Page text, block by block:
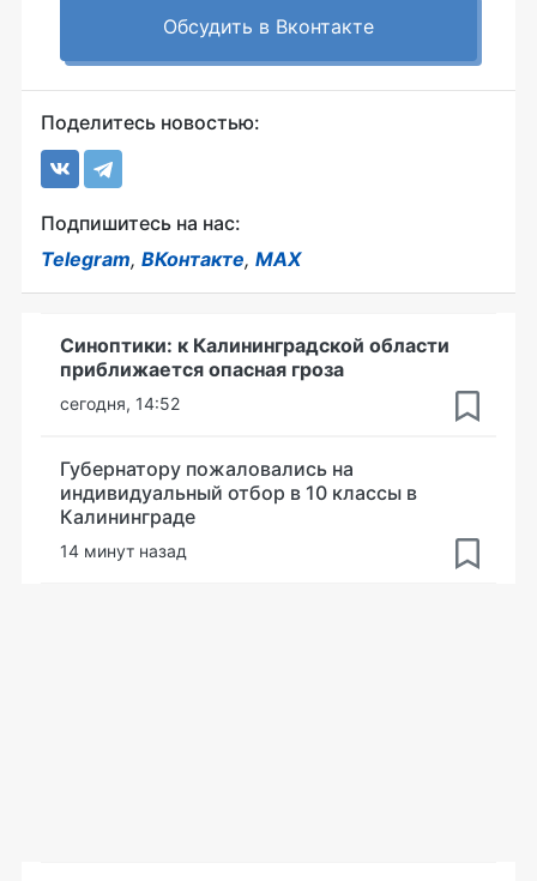
Обсудить в Вконтакте
Поделитесь новостью:
Подпишитесь на нас:
Telegram, ВКонтакте, MAX
Синоптики: к Калининградской области
приближается опасная гроза
сегодня, 14:52
Губернатору пожаловались на
индивидуальный отбор в 10 классы в
Калининграде
14 минут назад